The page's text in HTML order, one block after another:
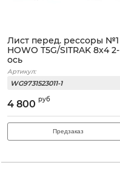
Лист перед. рессоры №1
HOWO T5G/SITRAK 8x4 2-
ось
Артикул:
WG9731523011-1
4 800 руб
Предзаказ